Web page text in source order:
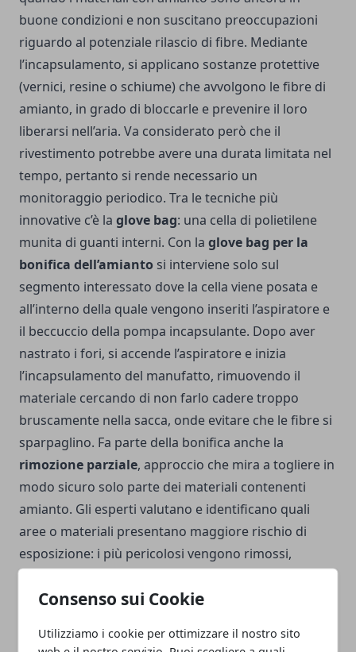
Consenso sui Cookie
Utilizziamo i cookie per ottimizzare il nostro sito
buone condizioni e non suscitano preoccupazioni
riguardo al potenziale rilascio di fibre. Mediante
l’incapsulamento, si applicano sostanze protettive
(vernici, resine o schiume) che avvolgono le fibre di
amianto, in grado di bloccarle e prevenire il loro
liberarsi nell’aria. Va considerato però che il
rivestimento potrebbe avere una durata limitata nel
tempo, pertanto si rende necessario un
monitoraggio periodico. Tra le tecniche più
innovative c’è la glove bag: una cella di polietilene
munita di guanti interni. Con la glove bag per la
bonifica dell’amianto si interviene solo sul
segmento interessato dove la cella viene posata e
all’interno della quale vengono inseriti l’aspiratore e
il beccuccio della pompa incapsulante. Dopo aver
nastrato i fori, si accende l’aspiratore e inizia
l’incapsulamento del manufatto, rimuovendo il
materiale cercando di non farlo cadere troppo
bruscamente nella sacca, onde evitare che le fibre si
sparpaglino. Fa parte della bonifica anche la
rimozione parziale, approccio che mira a togliere in
modo sicuro solo parte dei materiali contenenti
amianto. Gli esperti valutano e identificano quali
aree o materiali presentano maggiore rischio di
esposizione: i più pericolosi vengono rimossi,
mentre il resto viene lasciato intatto o sottoposto a
bonifica mediante altre tecniche.
dell’amianto , quale scegliere: come abbiamo visto